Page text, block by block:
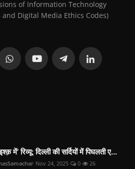
of Information Technology
Digital Media Ethics Codes)
में’ रिव्यू: दिल्ली की सर्दियों में पिघलती ए...
Nov 24, 2025 0 26